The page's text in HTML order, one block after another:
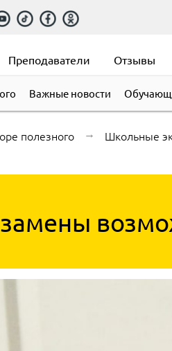
Преподаватели Отзывы
Важные новости
полезного → Школьные